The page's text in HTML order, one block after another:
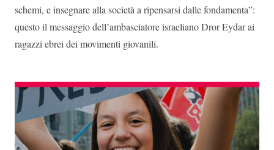
schemi, e insegnare alla società a ripensarsi dalle fondamenta”:
questo il messaggio dell’ambasciatore israeliano Dror Eydar ai
ragazzi ebrei dei movimenti giovanili.